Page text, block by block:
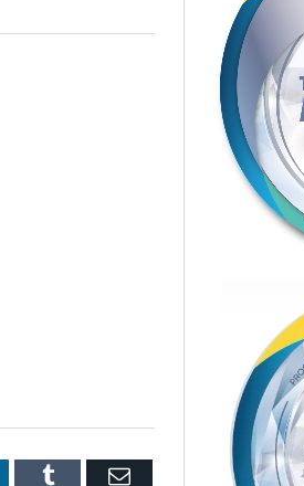
Tumblr Email